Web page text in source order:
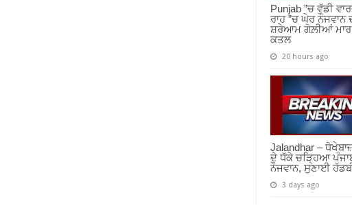
Punjab ”ਚ ਵੱਡੀ
ਰਾਹ ”ਚ ਘੇਰ ਨੌਜਵਾਨ
ਸ਼ਰੇਆਮ ਗੋਲ਼ੀਆਂ ਮਾਰ
ਕਤਲ
20 hours ago
Jalandhar –
ਦੇ ਧੱਕੇ ਚੜ੍ਹਿਆ
ਨੌਜਵਾਨ, ਸੁਣਾਈ
3 days ago